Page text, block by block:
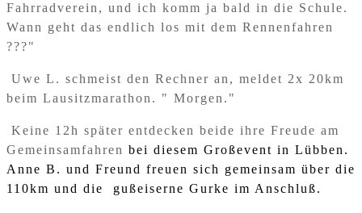
Fahrradverein, und ich komm ja bald in die Schule.
Wann geht das endlich los mit dem Rennenfahren
???"
Uwe L. schmeist den Rechner an, meldet 2x 20km
beim Lausitzmarathon. " Morgen."
Keine 12h später entdecken beide ihre Freude am
Gemeinsamfahren bei diesem Großevent in Lübben.
Anne B. und Freund freuen sich gemeinsam über die
110km und die gußeiserne Gurke im Anschluß.